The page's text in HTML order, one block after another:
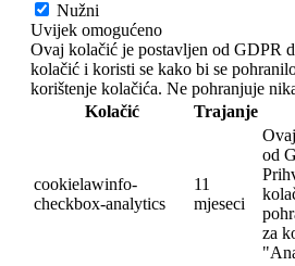
Nužni
Uvijek omogućeno
Ovaj kolačić je postavljen od GDPR
kolačić i koristi se kako bi se
korištenje kolačića. Ne pohranjuje
Kolačić
Trajanje
cookielawinfo-
checkbox-analytics
11
mjeseci
od
za